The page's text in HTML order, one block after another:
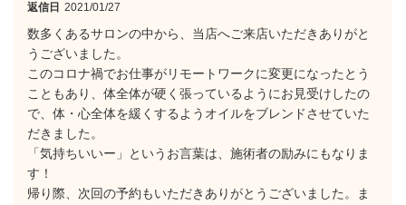
返信日 2021/01/27
数多くあるサロンの中から、当店へご来店いただきありがと
うございました。
このコロナ禍でお仕事がリモートワークに変更になったとう
こともあり、体全体が硬く張っているようにお見受けしたの
で、体・心全体を緩くするようオイルをブレンドさせていた
だきました。
「気持ちいいー」というお言葉は、施術者の励みにもなりま
す！
帰り際、次回の予約もいただきありがとうございました。ま